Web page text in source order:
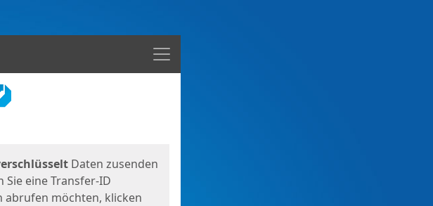
Menü
Daten zusenden
eine Transfer-ID
abrufen möchten, klicken